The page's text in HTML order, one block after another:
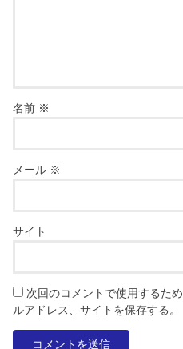
名前 ※
メール ※
サイト
次回のコメントで使用するた
ルアドレス、サイトを保存する。